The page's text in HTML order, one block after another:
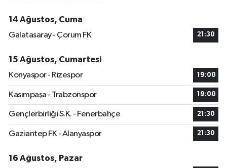
14 Ağustos, Cuma
Galatasaray - Çorum FK
21:30
15 Ağustos, Cumartesi
Konyaspor - Rizespor
19:00
Kasımpaşa - Trabzonspor 19:00
Gençlerbirliği S.K. - Fenerbahçe 21:30
Gaziantep FK - Alanyaspor 21:30
16 Ağustos, Pazar